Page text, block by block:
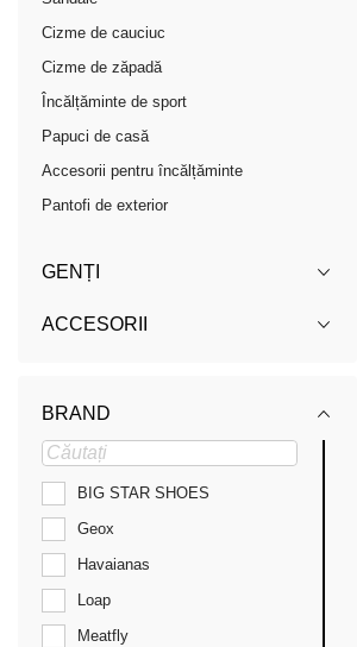
Cizme de cauciuc
Cizme de zăpadă
Încălțăminte de sport
Papuci de casă
Accesorii pentru încălțăminte
Pantofi de exterior
GENȚI
ACCESORII
BRAND
BIG STAR SHOES
Geox
Havaianas
Loap
Meatfly